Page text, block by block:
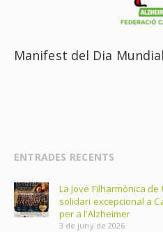
Manifest del Dia
ENTRADES RECENTS
La Jove Filharmònica
solidari excepcional a
per a l’Alzheimer
3 de juny de 2026